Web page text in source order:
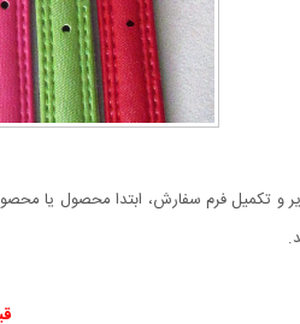
تکمیل فرم سفارش، ابتدا محصول یا